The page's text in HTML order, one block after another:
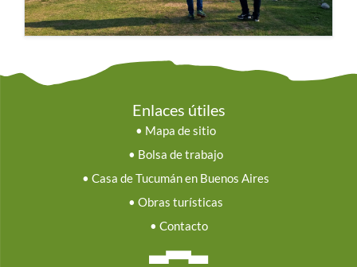
Enlaces útiles
• Mapa de sitio
• Bolsa de trabajo
• Casa de Tucumán en Buenos Aires
• Obras turísticas
• Contacto